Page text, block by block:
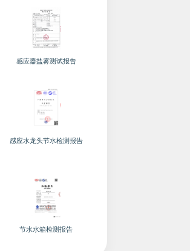
感应器盐雾测试报告
感应水龙头节水检测报告
节水水箱检测报告